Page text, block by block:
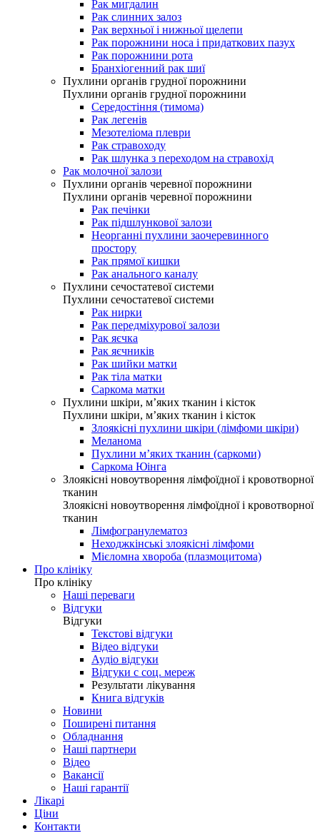
Рак мигдалин
Рак слинних залоз
Рак верхньої і нижньої щелепи
Рак порожнини носа і придаткових пазух
Рак порожнини рота
Бранхіогенний рак шиї
Пухлини органів грудної порожнини
Пухлини органів грудної порожнини
Середостіння (тимома)
Рак легенів
Мезотеліома плеври
Рак стравоходу
Рак шлунка з переходом на стравохід
Рак молочної залози
Пухлини органів черевної порожнини
Пухлини органів черевної порожнини
Рак печінки
Рак підшлункової залози
Неорганні пухлини заочеревинного
простору
Рак прямої кишки
Рак анального каналу
Пухлини сечостатевої системи
Пухлини сечостатевої системи
Рак нирки
Рак передміхурової залози
Рак яєчка
Рак яєчників
Рак шийки матки
Рак тіла матки
Саркома матки
Пухлини шкіри, м’яких тканин і кісток
Пухлини шкіри, м’яких тканин і кісток
Злоякісні пухлини шкіри (лімфоми шкіри)
Меланома
Пухлини м’яких тканин (саркоми)
Саркома Юінга
Злоякісні новоутворення лімфоїдної і кровотворної
тканин
Злоякісні новоутворення лімфоїдної і кровотворної
тканин
Лімфогранулематоз
Неходжкінські злоякісні лімфоми
Мієломна хвороба (плазмоцитома)
Про клініку
Про клініку
Наші переваги
Відгуки
Відгуки
Текстові відгуки
Відео відгуки
Аудіо відгуки
Відгуки с соц. мереж
Результати лікування
Книга відгуків
Новини
Поширені питання
Обладнання
Наші партнери
Відео
Вакансії
Наші гарантії
Лікарі
Ціни
Контакти